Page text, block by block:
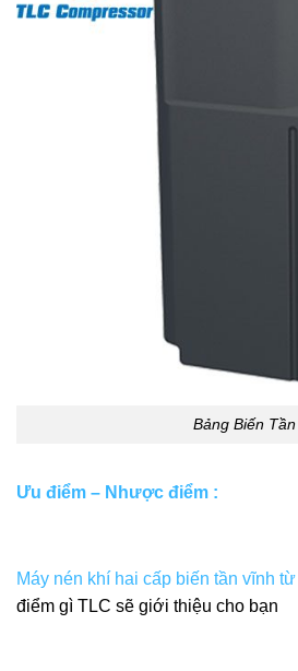
Bảng Biến Tần
Ưu điểm – Nhược điểm :
Máy nén khí hai cấp biến tần vĩnh từ
điểm gì TLC sẽ giới thiệu cho bạn